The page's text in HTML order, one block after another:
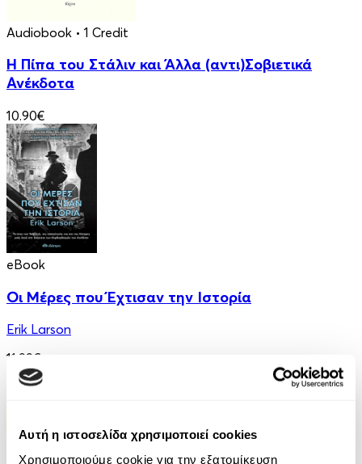
Αυτή η ιστοσελίδα χρησιμοποιεί cookies
Χρησιμοποιούμε cookie για την εξατομίκευση
Audiobook • 1 Credit
Η Πίπα του Στάλιν και Άλλα (αντι)Σοβιετικά
Ανέκδοτα
10.90€
eBook
Οι Μέρες που Έχτισαν την Ιστορία
Erik Larson
11.99€